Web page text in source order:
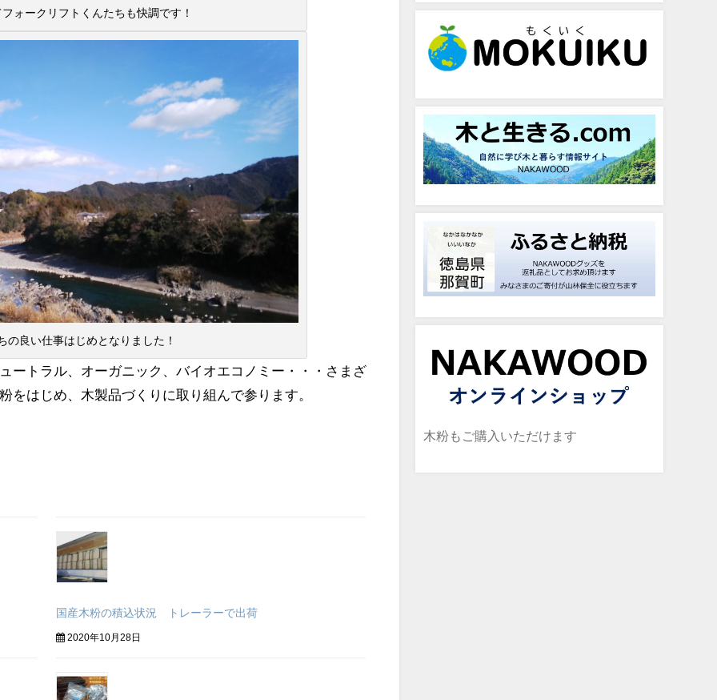
ォークリフトくんたちも快調です！
の良い仕事はじめとなりました！
ートラル、オーガニック、バイオエコノミー・・・さまざ
をはじめ、木製品づくりに取り組んで参ります。
国産木粉の積込状況 トレーラーで出荷
2020年10月28日
木粉もご購入いただけます